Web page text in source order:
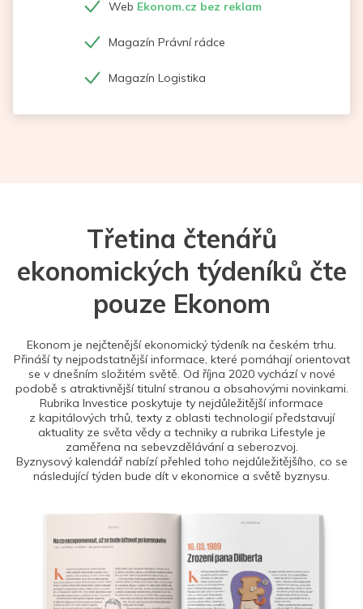
Web Ekonom.cz bez reklam
Magazín Právní rádce
Magazín Logistika
Třetina čtenářů
ekonomických týdeníků čte
pouze Ekonom
Ekonom je nejčtenější ekonomický týdeník na českém trhu.
Přináší ty nejpodstatnější informace, které pomáhají orientovat
se v dnešním složitém světě. Od října 2020 vychází v nové
podobě s atraktivnější titulní stranou a obsahovými novinkami.
Rubrika Investice poskytuje ty nejdůležitější informace
z kapitálových trhů, texty z oblasti technologií představují
aktuality ze světa vědy a techniky a rubrika Lifestyle je
zaměřena na sebevzdělávání a seberozvoj.
Byznysový kalendář nabízí přehled toho nejdůležitějšího, co se
následující týden bude dít v ekonomice a světě byznysu.